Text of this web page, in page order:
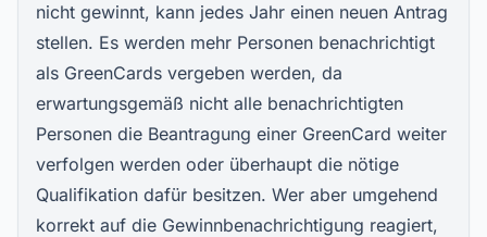
nicht gewinnt, kann jedes Jahr einen neuen Antrag
stellen. Es werden mehr Personen benachrichtigt
als GreenCards vergeben werden, da
erwartungsgemäß nicht alle benachrichtigten
Personen die Beantragung einer GreenCard weiter
verfolgen werden oder überhaupt die nötige
Qualifikation dafür besitzen. Wer aber umgehend
korrekt auf die Gewinnbenachrichtigung reagiert,